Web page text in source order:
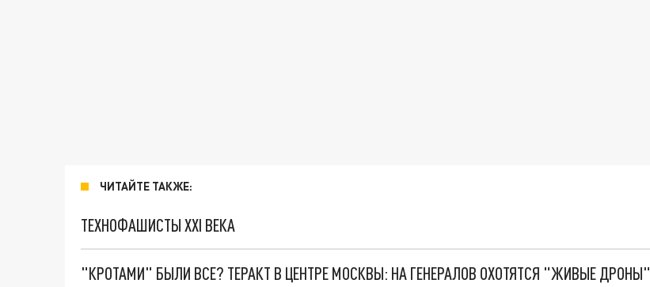
ЧИТАЙТЕ ТАКЖЕ:
ТЕХНОФАШИСТЫ XXI ВЕКА
"КРОТАМИ" БЫЛИ ВСЕ? ТЕРАКТ В ЦЕНТРЕ МОСКВЫ: НА ГЕНЕРАЛОВ ОХОТЯТСЯ "ЖИВЫЕ ДРОНЫ"